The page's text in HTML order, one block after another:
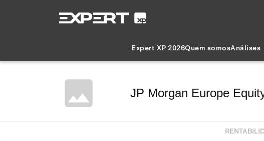
Expert XP 2026Quem somosAnálises
JP Morgan Europe